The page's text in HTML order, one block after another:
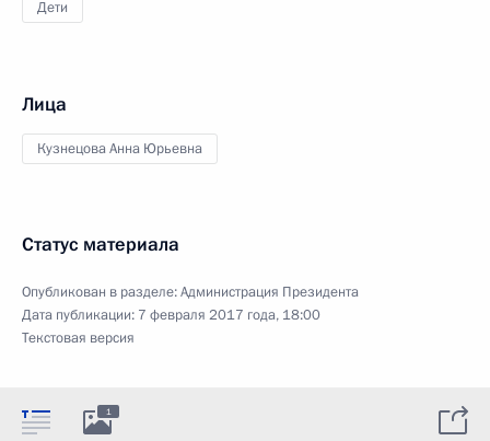
Дети
Лица
Кузнецова Анна Юрьевна
Статус материала
Опубликован в разделе:Администрация Президента
Дата публикации: 7 февраля 2017 года, 18:00
Текстовая версия
1